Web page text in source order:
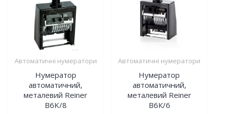
Автоматичні нумератори
Нумератор
автоматичний,
металевий Reiner
B6K/8
Автоматичні нумератори
Нумератор
автоматичний,
металевий Reiner
B6К/6